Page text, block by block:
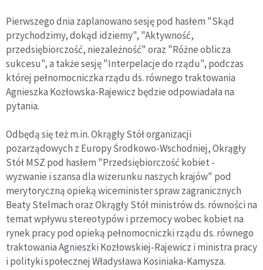
Pierwszego dnia zaplanowano sesję pod hasłem "Skąd
przychodzimy, dokąd idziemy", "Aktywność,
przedsiębiorczość, niezależność" oraz "Różne oblicza
sukcesu", a także sesję "Interpelacje do rządu", podczas
której pełnomocniczka rządu ds. równego traktowania
Agnieszka Kozłowska-Rajewicz będzie odpowiadała na
pytania.
Odbędą się też m.in. Okrągły Stół organizacji
pozarządowych z Europy Środkowo-Wschodniej, Okrągły
Stół MSZ pod hasłem "Przedsiębiorczość kobiet -
wyzwanie i szansa dla wizerunku naszych krajów" pod
merytoryczną opieką wiceminister spraw zagranicznych
Beaty Stelmach oraz Okrągły Stół ministrów ds. równości na
temat wpływu stereotypów i przemocy wobec kobiet na
rynek pracy pod opieką pełnomocniczki rządu ds. równego
traktowania Agnieszki Kozłowskiej-Rajewicz i ministra pracy
i polityki społecznej Władysława Kosiniaka-Kamysza.